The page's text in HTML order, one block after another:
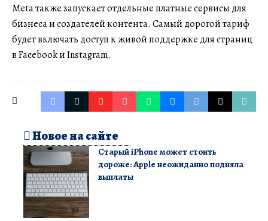
Meta также запускает отдельные платные сервисы для
бизнеса и создателей контента. Самый дорогой тариф
будет включать доступ к живой поддержке для страниц
в Facebook и Instagram.
Новое на сайте
Старый iPhone может стоить
дороже: Apple неожиданно подняла
выплаты